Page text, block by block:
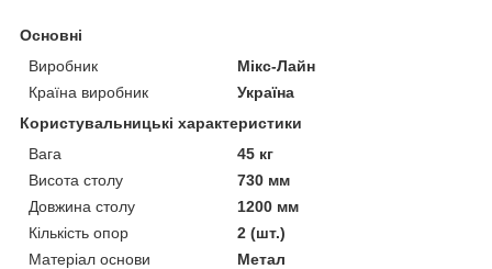
Основні
Виробник
Мікс-Лайн
Країна виробник
Україна
Користувальницькі характеристики
Вага
45 кг
Висота столу
730 мм
Довжина столу
1200 мм
Кількість опор
2 (шт.)
Матеріал основи
Метал